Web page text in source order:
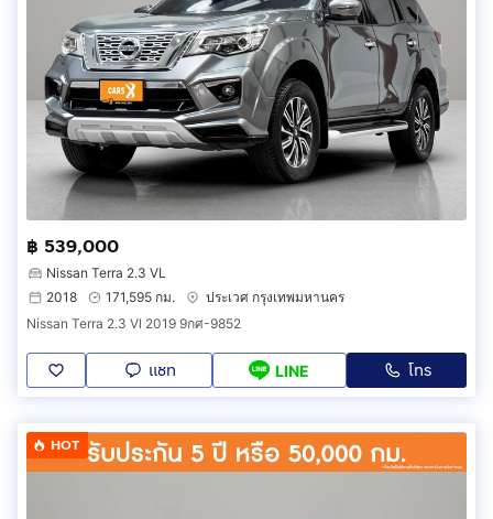
฿ 539,000
Nissan Terra 2.3 VL
2018
171,595 กม.
ประเวศ กรุงเทพมหานคร
Nissan Terra 2.3 Vl 2019 9กศ-9852
แชท LINE โทร
HOT